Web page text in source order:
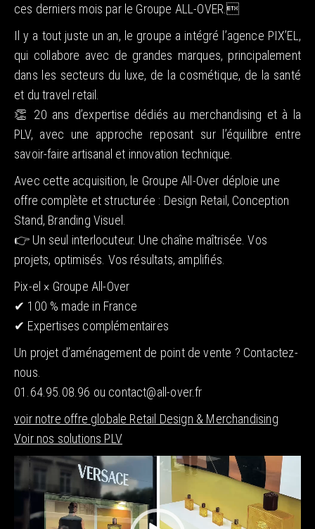
ces derniers mois par le Groupe ALL-OVER.
Il y a tout juste un an, le groupe a intégré l’agence PIX’EL,
qui collabore avec de grandes marques, principalement
dans les secteurs du luxe, de la cosmétique, de la santé
et du travel retail.
👏 20 ans d’expertise dédiés au merchandising et à la
PLV, avec une approche reposant sur l’équilibre entre
savoir-faire artisanal et innovation technique.
Avec cette acquisition, le Groupe All-Over déploie une
offre complète et structurée : Design Retail, Conception
Stand, Branding Visuel.
👉 Un seul interlocuteur. Une chaîne maîtrisée. Vos
projets, optimisés. Vos résultats, amplifiés.
Pix-el × Groupe All-Over
✔ 100 % made in France
✔ Expertises complémentaires
Un projet d’aménagement de point de vente ? Contactez-
nous.
01.64.95.08.96 ou contact@all-over.fr
voir notre offre globale Retail Design & Merchandising
Voir nos solutions PLV
Lecteur
vidéo